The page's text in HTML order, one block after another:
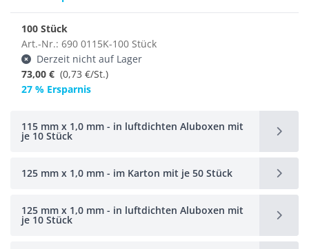
100 Stück
Art.-Nr.: 690 0115K-100 Stück
Derzeit nicht auf Lager
73,00 € (0,73 €/St.)
27 % Ersparnis
115 mm x 1,0 mm - in luftdichten Aluboxen mit
je 10 Stück
125 mm x 1,0 mm - im Karton mit je 50 Stück
125 mm x 1,0 mm - in luftdichten Aluboxen mit
je 10 Stück